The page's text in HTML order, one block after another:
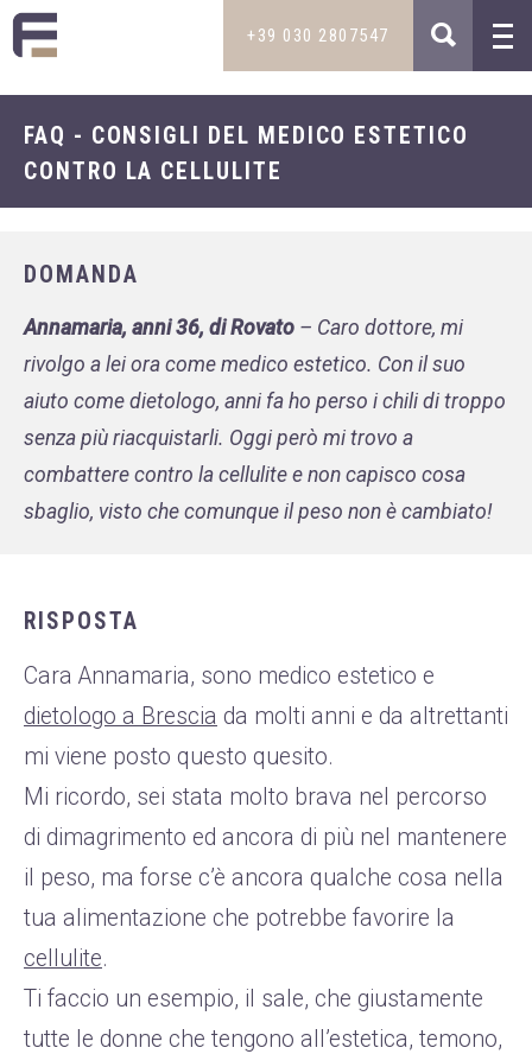
+39 030 2807547
TRATTAMENTI
Dietologia e intolleranze
Capelli
Sessualità maschile
Disturbi dell’età
Pelle
STUDIO MEDICO
PODCAST DIMAGRIRE FACILE
DIVENTA PAZIENTE
DOVE SIAMO
DICONO DI NOI
CONTATTI
MAIL
INFO@STUDIOMEDICOFILIPPINI.IT
TELEFONO
+39 335 5850800
SKYPE
ENRICO.FILIP
FAQ - CONSIGLI DEL MEDICO ESTETICO
CONTRO LA CELLULITE
DOMANDA
Annamaria, anni 36, di Rovato – Caro dottore, mi
rivolgo a lei ora come medico estetico. Con il suo
aiuto come dietologo, anni fa ho perso i chili di troppo
senza più riacquistarli. Oggi però mi trovo a
combattere contro la cellulite e non capisco cosa
sbaglio, visto che comunque il peso non è cambiato!
RISPOSTA
Cara Annamaria, sono medico estetico e
dietologo a Brescia da molti anni e da altrettanti
mi viene posto questo quesito.
Mi ricordo, sei stata molto brava nel percorso
di dimagrimento ed ancora di più nel mantenere
il peso, ma forse c’è ancora qualche cosa nella
tua alimentazione che potrebbe favorire la
cellulite.
Ti faccio un esempio, il sale, che giustamente
tutte le donne che tengono all’estetica, temono,